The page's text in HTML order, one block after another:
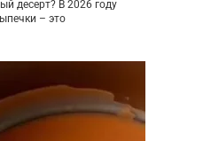
десерт? В 2026 году
– это